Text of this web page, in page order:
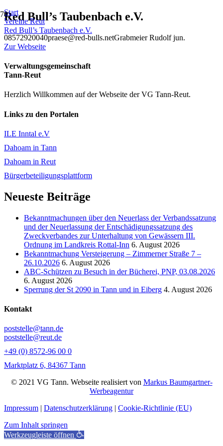
Start
Vereine Reut
Red Bull’s Taubenbach e.V.
Red Bull’s Taubenbach e.V.
08572920040praese@red-bulls.netGrabmeier Rudolf jun.
Zur Webseite
Verwaltungsgemeinschaft
Tann-Reut
Herzlich Willkommen auf der Webseite der VG Tann-Reut.
Links zu den Portalen
ILE Inntal e.V
Dahoam in Tann
Dahoam in Reut
Bürgerbeteiligungsplattform
Neueste Beiträge
Bekanntmachungen über den Neuerlass der Verbandssatzung
und der Neuerlassung der Entschädigungssatzung des
Zweckverbandes zur Unterhaltung von Gewässern III.
Ordnung im Landkreis Rottal-Inn 6. August 2026
Bekanntmachung Versteigerung – Zimmerner Straße 7 –
26.10.2026 6. August 2026
ABC-Schützen zu Besuch in der Bücherei, PNP, 03.08.2026
6. August 2026
Sperrung der St 2090 in Tann und in Eiberg 4. August 2026
Kontakt
poststelle@tann.de
poststelle@reut.de
+49 (0) 8572-96 00 0
Marktplatz 6, 84367 Tann
© 2021 VG Tann. Webseite realisiert von Markus Baumgartner-
Werbeagentur
Impressum | Datenschutzerklärung | Cookie-Richtlinie (EU)
Zum Inhalt springen
Werkzeugleiste öffnen